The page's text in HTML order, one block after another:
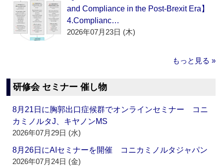
and Compliance in the Post-Brexit Era】
4.Complianc…
2026年07月23日 (木)
もっと見る »
研修会 セミナー 催し物
8月21日に胸郭出口症候群でオンラインセミナー コニ
カミノルタJ、キヤノンMS
2026年07月29日 (水)
8月26日にAIセミナーを開催 コニカミノルタジャパン
2026年07月24日 (金)